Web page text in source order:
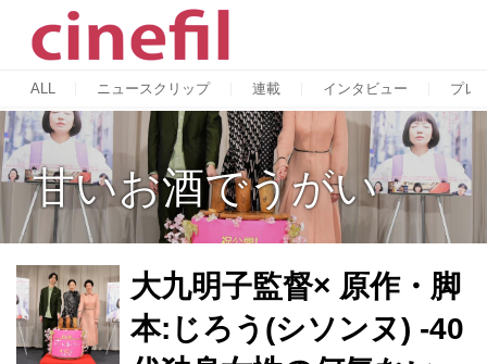
ALL ニュースクリップ 連載 インタビュー プレ
甘いお酒でうがい
大九明子監督× 原作・脚
本:じろう(シソンヌ) -40